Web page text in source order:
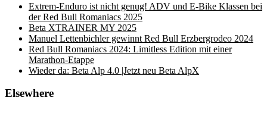
Extrem-Enduro ist nicht genug! ADV und E-Bike Klassen bei
der Red Bull Romaniacs 2025
Beta XTRAINER MY 2025
Manuel Lettenbichler gewinnt Red Bull Erzbergrodeo 2024
Red Bull Romaniacs 2024: Limitless Edition mit einer
Marathon-Etappe
Wieder da: Beta Alp 4.0 |Jetzt neu Beta AlpX
Elsewhere